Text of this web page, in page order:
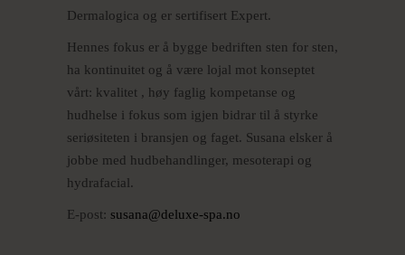
Dermalogica og er sertifisert Expert.
Hennes fokus er å bygge bedriften sten for sten,
ha kontinuitet og å være lojal mot konseptet
vårt: kvalitet , høy faglig kompetanse og
hudhelse i fokus som igjen bidrar til å styrke
seriøsiteten i bransjen og faget. Susana elsker å
jobbe med hudbehandlinger, mesoterapi og
hydrafacial.
E-post: susana@deluxe-spa.no